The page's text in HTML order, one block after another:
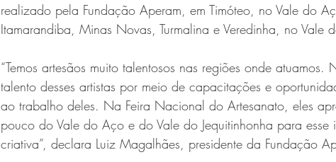
realizado pela Fundação Aperam, em Timóteo, no Vale do
Itamarandiba, Minas Novas, Turmalina e Veredinha, no Vale
“Temos artesãos muito talentosos nas regiões onde
talento desses artistas por meio de capacitações e
ao trabalho deles. Na Feira Nacional do Artesanato, eles
pouco do Vale do Aço e do Vale do Jequitinhonha para esse
criativa”, declara Luiz Magalhães, presidente da Fundação